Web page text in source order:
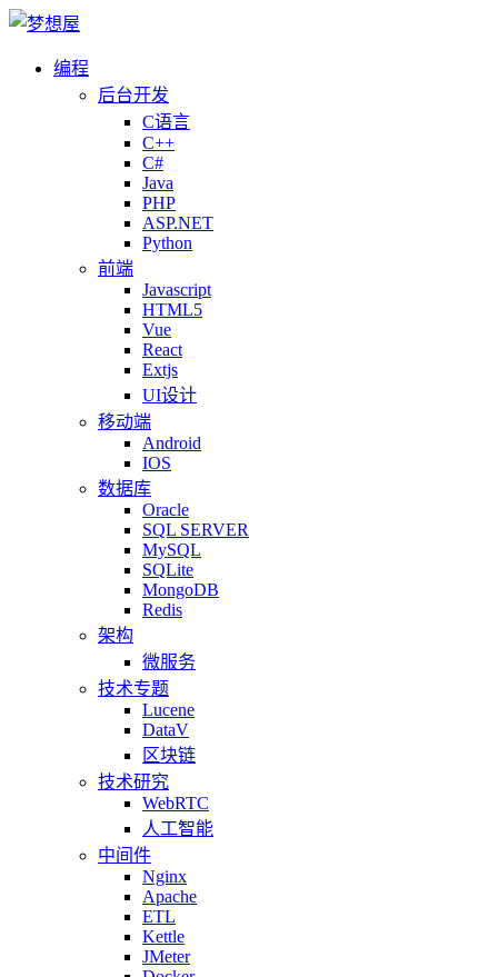
编程
后台开发
C语言
C++
C#
Java
PHP
ASP.NET
Python
前端
Javascript
HTML5
Vue
React
Extjs
UI设计
移动端
Android
IOS
数据库
Oracle
SQL SERVER
MySQL
SQLite
MongoDB
Redis
架构
微服务
技术专题
Lucene
DataV
区块链
技术研究
WebRTC
人工智能
中间件
Nginx
Apache
ETL
Kettle
JMeter